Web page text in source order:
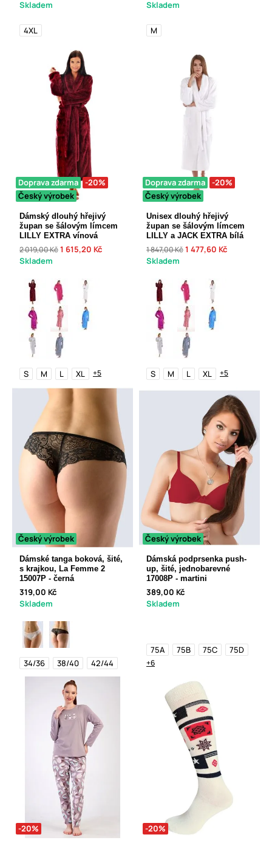
Skladem
4XL
Skladem
M
Doprava zdarma
-20%
Český výrobek
Dámský dlouhý hřejivý
župan se šálovým límcem
LILLY EXTRA vínová
2 019,00 Kč1 615,20 Kč
Skladem
S M L XL +5
Doprava zdarma
-20%
Český výrobek
Unisex dlouhý hřejivý
župan se šálovým límcem
LILLY a JACK EXTRA bílá
1 847,00 Kč1 477,60 Kč
Skladem
S M L XL +5
Český výrobek
Dámské tanga boková, šité,
s krajkou, La Femme 2
15007P - černá
319,00 Kč
Skladem
34/36 38/40 42/44
Český výrobek
Dámská podprsenka push-
up, šité, jednobarevné
17008P - martini
389,00 Kč
Skladem
75A 75B 75C 75D
+6
-20% -20%